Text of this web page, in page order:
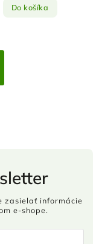
Do košíka
zasielať informácie
e-shope.